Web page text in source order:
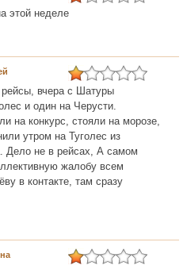
этой неделе
рейсы, вчера с Шатуры
и один на Черусти.
на конкурс, стояли на морозе,
утром на Туголес из
Дело не в рейсах, А самом
жалобу всем
в контакте, там сразу